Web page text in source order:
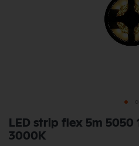
LED strip flex 5m
3000K
naar
het